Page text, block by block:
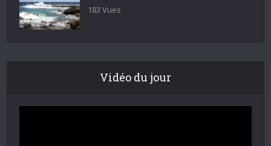
183 Vues
Vidéo du jour